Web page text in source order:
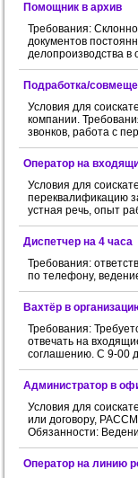
Помощник в архив
Требования:
документов
делопроизводства в
Подработка/
Условия для
компании.
звонков, работа с
Оператор на
Условия для
переквалификацию
устная речь, опыт
Диспетчер на 4 часа
Требования:
по телефону,
Вахтёр в
Требования:
отвечать на
соглашению. С 9-00
Администратор в
Условия для
или договору,
Обязанности:
Оператор на линию